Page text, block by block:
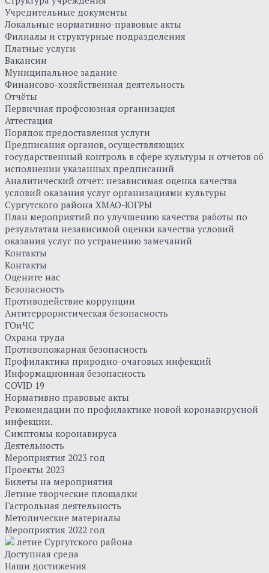
Учредительные документы
Локальные нормативно-правовые акты
Филиалы и структурные подразделения
Платные услуги
Вакансии
Муниципальное задание
Финансово-хозяйственная деятельность
Отчёты
Первичная профсоюзная организация
Аттестация
Порядок предоставления услуги
Предписания органов, осуществляющих
государственный контроль в сфере культуры и отчетов об
исполнении указанных предписаний
Аналитический отчет: независимая оценка качества
условий оказания услуг организациями культуры
Сургутского района ХМАО-ЮГРЫ
План мероприятий по улучшению качества работы по
результатам независимой оценки качества условий
оказания услуг по устранению замечаний
Контакты
Контакты
Оцените нас
Безопасность
Противодействие коррупции
Антитеррористическая безопасность
ГОиЧС
Охрана труда
Противопожарная безопасность
Профилактика природно-очаговых инфекций
Информационная безопасность
COVID 19
Нормативно правовые акты
Рекомендации по профилактике новой коронавирусной
инфекции.
Симптомы коронавируса
Деятельность
Мероприятия 2023 год
Проекты 2023
Билеты на мероприятия
Летние творческие площадки
Гастрольная деятельность
Методические материалы
Мероприятия 2022 год
летие Сургутского района
Доступная среда
Наши достижения